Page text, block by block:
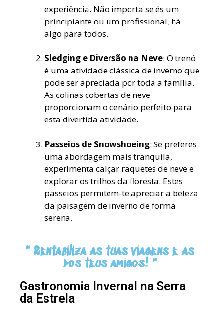
experiência. Não importa se és um
principiante ou um profissional, há
algo para todos.
Sledging e Diversão na Neve: O trenó
é uma atividade clássica de inverno que
pode ser apreciada por toda a família.
As colinas cobertas de neve
proporcionam o cenário perfeito para
esta divertida atividade.
Passeios de Snowshoeing: Se preferes
uma abordagem mais tranquila,
experimenta calçar raquetes de neve e
explorar os trilhos da floresta. Estes
passeios permitem-te apreciar a beleza
da paisagem de inverno de forma
serena.
" Rentabiliza as tuas viagens e as
dos teus amigos! "
Gastronomia Invernal na Serra
da Estrela